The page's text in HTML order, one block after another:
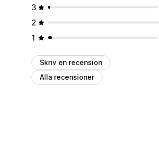
3
2
1
Skriv en recension
Alla recensioner